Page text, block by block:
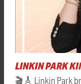
LINKIN PARK
🎬🎸 Linkin Park